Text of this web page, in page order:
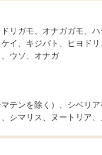
リガモ、オナガガモ、
イ、キジバト、ヒヨド
ウソ、オナガ
テンを除く）、シベリ
シマリス、ヌートリア